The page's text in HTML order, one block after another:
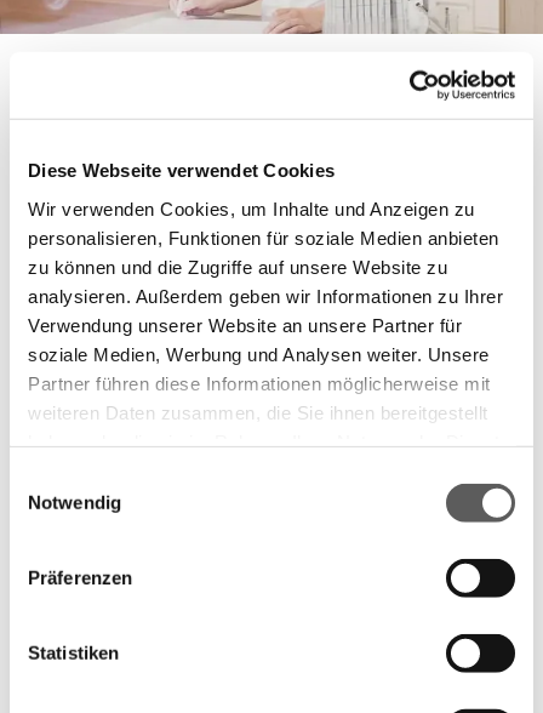
Diese Webseite verwendet Cookies
Wir verwenden Cookies, um Inhalte und Anzeigen zu
personalisieren, Funktionen für soziale Medien anbieten
zu können und die Zugriffe auf unsere Website zu
analysieren. Außerdem geben wir Informationen zu Ihrer
Verwendung unserer Website an unsere Partner für
soziale Medien, Werbung und Analysen weiter. Unsere
Partner führen diese Informationen möglicherweise mit
weiteren Daten zusammen, die Sie ihnen bereitgestellt
Notwendig
Präferenzen
Statistiken
Ihre Küche, perfekt auf
Sie zugeschnitten
Individuelle Planung
Jede Küche nach Maß beginnt bei der Tischlerei
Winter mit einer individuellen Planung, die genau
auf Ihre Bedürfnisse, Wünsche und räumlichen
Gegebenheiten abgestimmt ist. Wir nehmen uns
Zeit, Ihre Vorstellungen zu verstehen und beraten
Sie persönlich zu Layout, Materialien, Farben und
Schritt für Schritt zur Traumküche
Wünsche, nehmen Naturmaße und prüfen die